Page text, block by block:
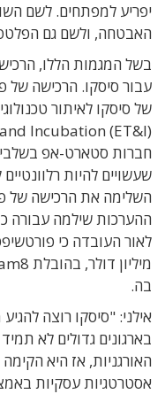
יפריע למפתחים. לשם
האבטחה, ולשם גם
בשל המגמות הללו,
עבור סיסקו. הרכישה
חברות סטארט-אפ
שעשויים להיות
בה.
אילני: "סיסקו רוצה
בארגונים גדולים לא
האורגניות, אז היא
אסטרטגיות עסקיות